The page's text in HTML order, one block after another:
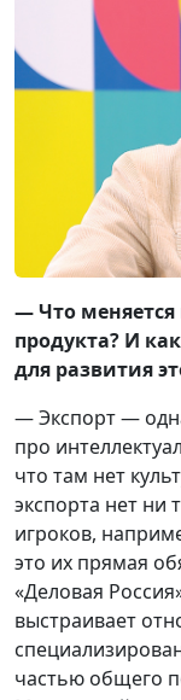
— Что меняется
продукта? И
для развития
— Экспорт —
про
что там нет
экспорта нет ни
игроков,
это их прямая
«Деловая
выстраивает
частью общего